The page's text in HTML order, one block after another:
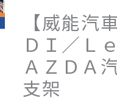
【威能汽
ＤＩ／Ｌ
ＡＺＤＡ
支架